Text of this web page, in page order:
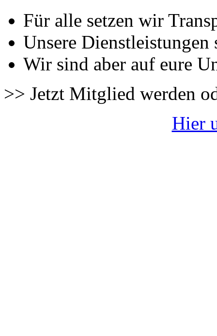
Für alle setzen wir
Unsere Dienstleistungen
Wir sind aber auf eure
>> Jetzt Mitglied werden
Hier